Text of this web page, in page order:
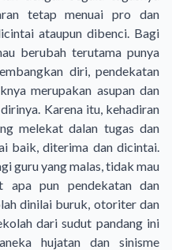
tetap menuai pro dan
ataupun dibenci. Bagi
berubah terutama punya
diri, pendekatan
merupakan asupan dan
Karena itu, kehadiran
melekat dalan tugas dan
baik, diterima dan dicintai.
guru yang malas, tidak mau
apa pun pendekatan dan
dinilai buruk, otoriter dan
dari sudut pandang ini
hujatan dan sinisme